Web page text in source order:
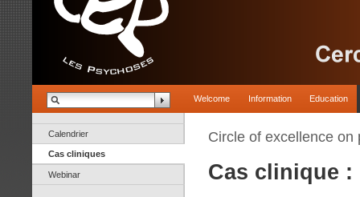
Welcome Information Education
Calendrier
Cas cliniques
Webinar
Circle of excellence on
Cas clinique